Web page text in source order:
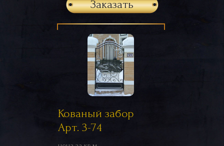
Заказать
Кованый забор
Арт. 3-74